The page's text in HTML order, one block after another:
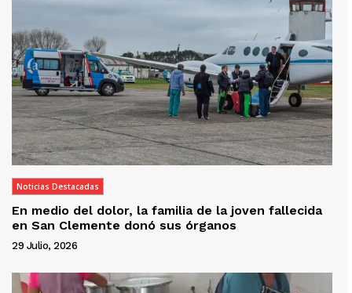
Noticias Destacadas
En medio del dolor, la familia de la joven fallecida
en San Clemente donó sus órganos
29 Julio, 2026